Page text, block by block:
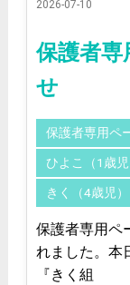
2026-07-10
保護者
せ
保護者専用ペ
ひよこ（1歳児
きく（4歳児）
保護者専用ペ
れました。本
『きく組